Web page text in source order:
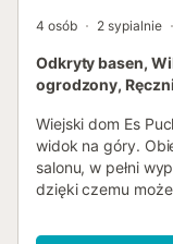
4 osób 2 sypialnie
Odkryty basen,
ogrodzony,
Wiejski dom Es
widok na góry.
salonu, w pełni
dzięki czemu
rozmów wideo) z